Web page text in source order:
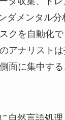
ダメンタル分
クを自動化
アナリスト
面に集中する
自然言語処